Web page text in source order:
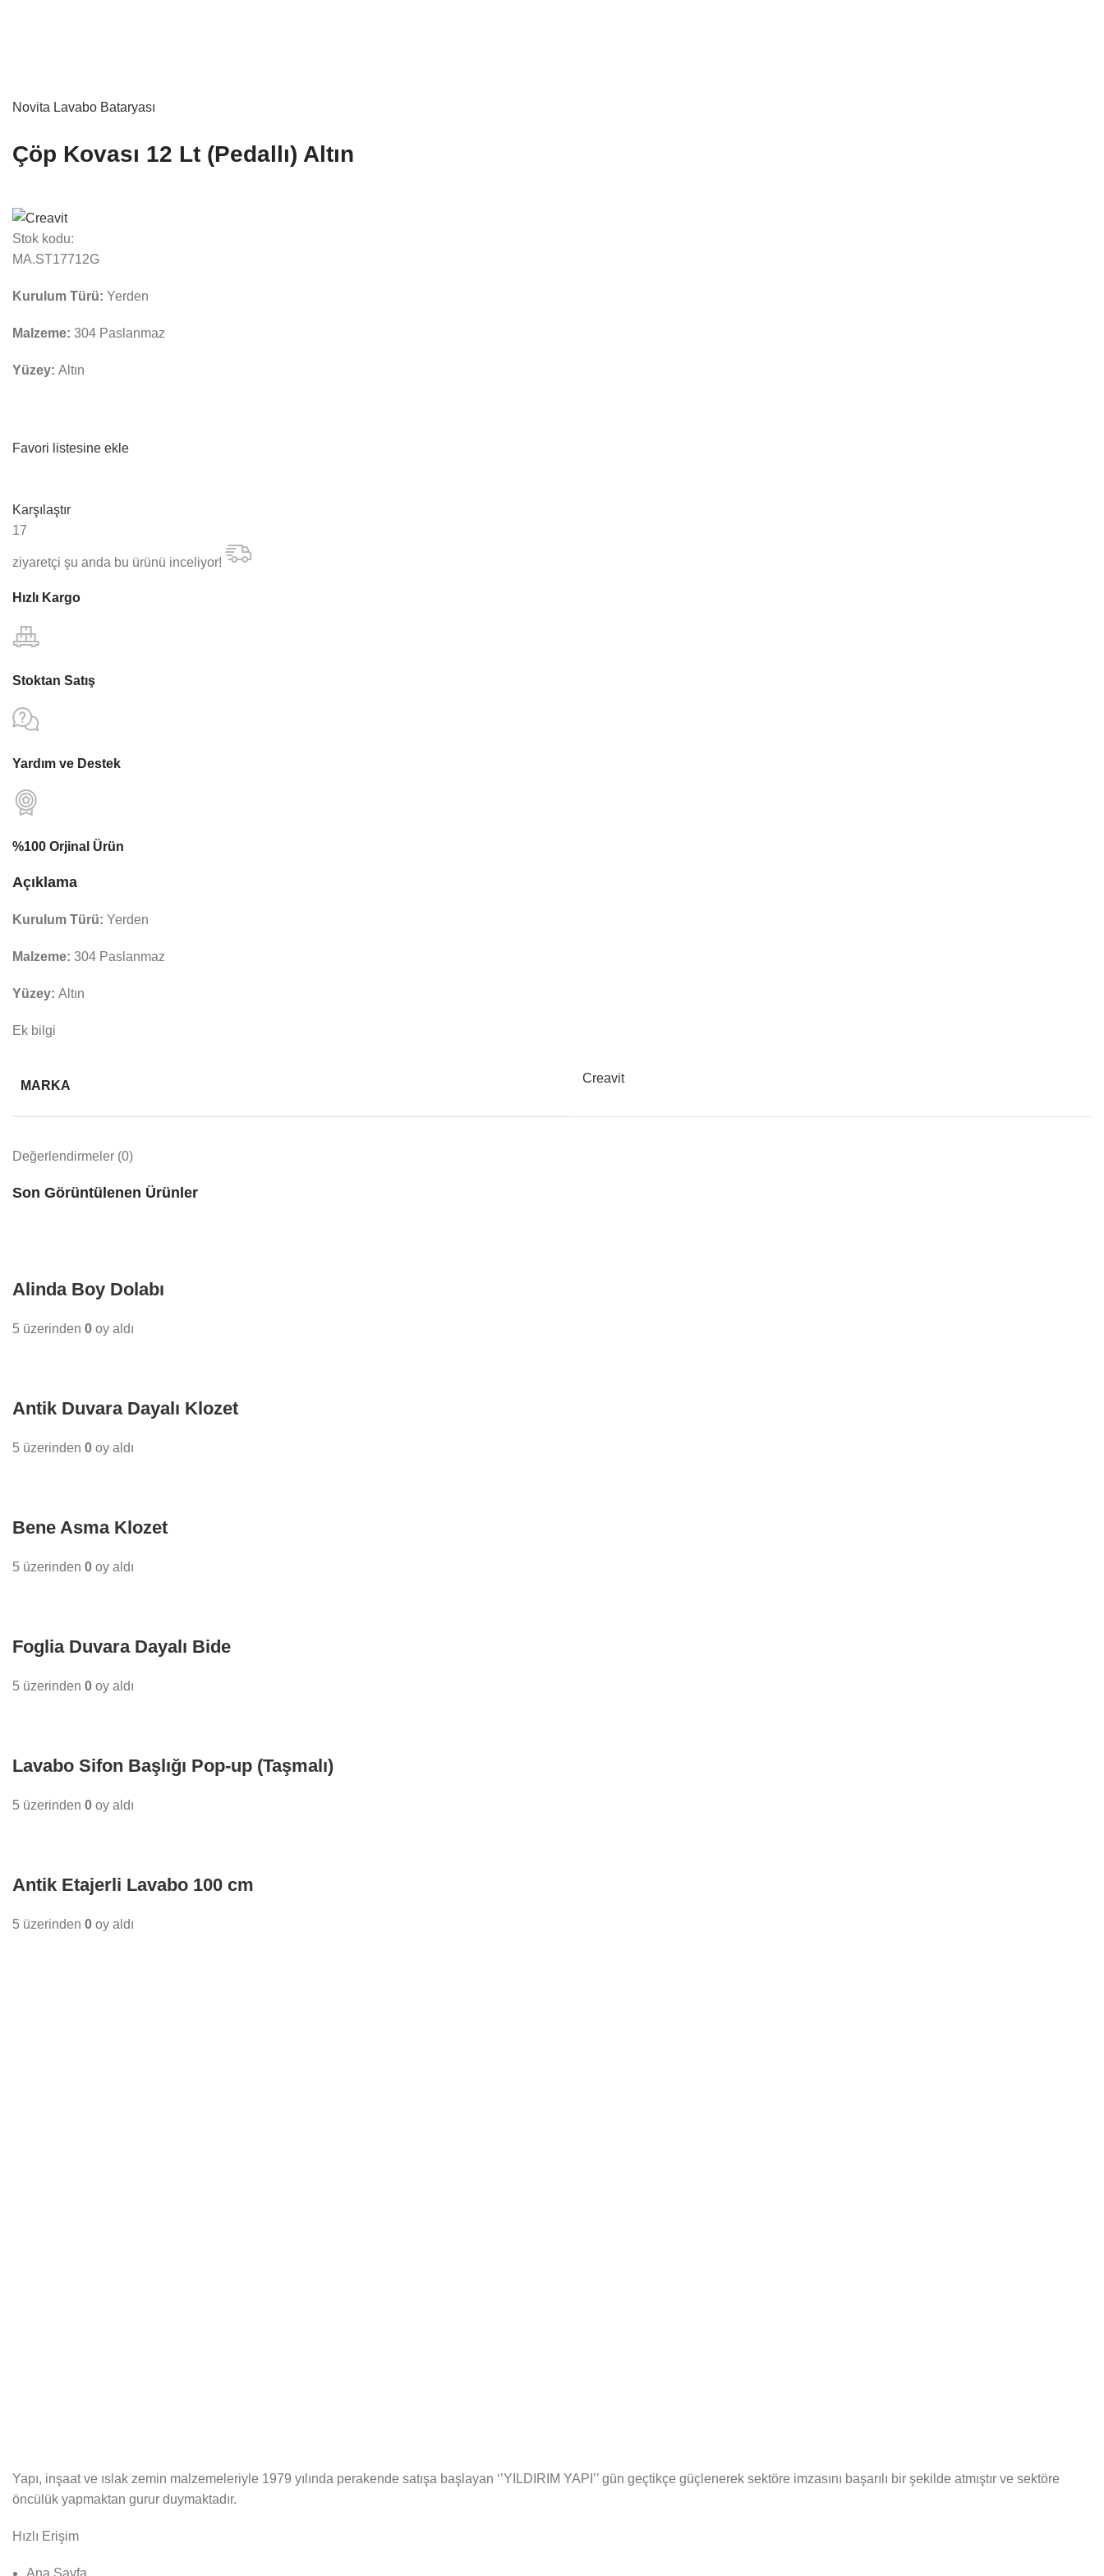
Novita Lavabo Bataryası
Çöp Kovası 12 Lt (Pedallı) Altın
Stok kodu:
MA.ST17712G
Kurulum Türü: Yerden
Malzeme: 304 Paslanmaz
Yüzey: Altın
Favori listesine ekle
Karşılaştır
17
ziyaretçi şu anda bu ürünü inceliyor!
Hızlı Kargo
Stoktan Satış
Yardım ve Destek
%100 Orjinal Ürün
Açıklama
Kurulum Türü: Yerden
Malzeme: 304 Paslanmaz
Yüzey: Altın
Ek bilgi
MARKA
Creavit
Değerlendirmeler (0)
Son Görüntülenen Ürünler
Alinda Boy Dolabı
5 üzerinden 0 oy aldı
Antik Duvara Dayalı Klozet
5 üzerinden 0 oy aldı
Bene Asma Klozet
5 üzerinden 0 oy aldı
Foglia Duvara Dayalı Bide
5 üzerinden 0 oy aldı
Lavabo Sifon Başlığı Pop-up (Taşmalı)
5 üzerinden 0 oy aldı
Antik Etajerli Lavabo 100 cm
5 üzerinden 0 oy aldı
Yapı, inşaat ve ıslak zemin malzemeleriyle 1979 yılında perakende satışa başlayan ‘’YILDIRIM YAPI’’ gün geçtikçe güçlenerek sektöre imzasını başarılı bir şekilde atmıştır ve sektöre
öncülük yapmaktan gurur duymaktadır.
Hızlı Erişim